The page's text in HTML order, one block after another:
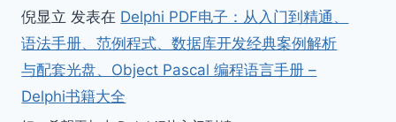
倪显立 发表在 Delphi PDF电子：从入门到精通、
语法手册、范例程式、数据库开发经典案例解析
与配套光盘、Object Pascal 编程语言手册 –
Delphi书籍大全